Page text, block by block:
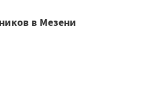
в Мезени